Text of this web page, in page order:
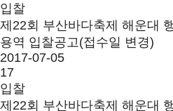
입찰
제22회 부산바다축제 해운대
용역 입찰공고(접수일 변경)
2017-07-05
17
입찰
제22회 부산바다축제 해운대